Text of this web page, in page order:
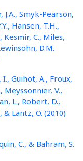
Smyk-Pearson,
Hansen, T.H.,
Kesmir, C., Miles,
D.M.
Guihot, A., Froux,
Meyssonnier, V.,
L., Robert, D.,
& Lantz, O. (2010)
C., & Bahram, S.